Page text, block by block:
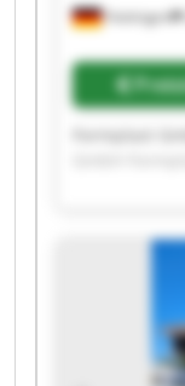
Hattingen
Formplast
Formplast
GmbH
Formplast
GmbH